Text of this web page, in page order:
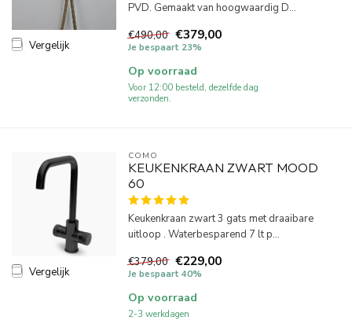
Vergelijk
PVD. Gemaakt van hoogwaardig D...
€490,00 €379,00
Je bespaart 23%
Op voorraad
Voor 12:00 besteld, dezelfde dag
verzonden.
Vergelijk
COMO
KEUKENKRAAN ZWART MOOD
60
Keukenkraan zwart 3 gats met draaibare
uitloop . Waterbesparend 7 lt p...
€379,00 €229,00
Je bespaart 40%
Op voorraad
2-3 werkdagen